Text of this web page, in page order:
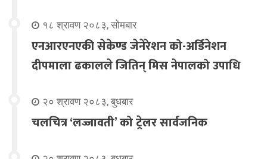
१८ श्रावण २०८३, सोमबार
एनआरएनएकी सेकेण्ड जेनेरेशन को-अर्डिनेशन
दीपमाला ढकालले जितिन् मिस नेपालको उपाधि
२० श्रावण २०८३, बुधबार
चलचित्र ‘लज्जावती’ को ट्रेलर सार्वजनिक